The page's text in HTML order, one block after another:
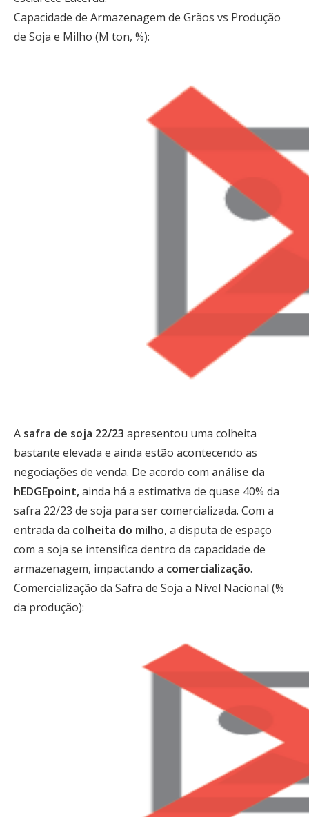
Capacidade de Armazenagem de Grãos vs Produção
de Soja e Milho (M ton, %):
A safra de soja 22/23 apresentou uma colheita
bastante elevada e ainda estão acontecendo as
negociações de venda. De acordo com análise da
hEDGEpoint,ainda há a estimativa de quase 40% da
safra 22/23 de soja para ser comercializada. Com a
entrada da colheita do milho, a disputa de espaço
com a soja se intensifica dentro da capacidade de
armazenagem, impactando a comercialização.
Comercialização da Safra de Soja a Nível Nacional (%
da produção):